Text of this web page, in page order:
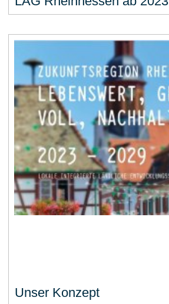
Unser Konzept